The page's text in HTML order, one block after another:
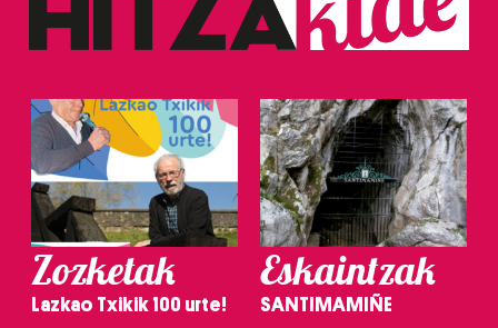
Zozketak
Lazkao Txikik 100 urte!
Eskaintzak
SANTIMAMIÑE